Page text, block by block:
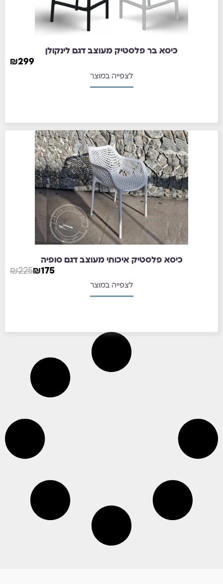
כיסא בר פלסטיק מעוצב דגם לינקולן
₪299
לצפייה במוצר
⁦כיסא פלסטיק איכותי מעוצב דגם סופיה
₪225₪175
לצפייה במוצר